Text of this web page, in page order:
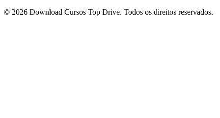
© 2026 Download Cursos Top Drive. Todos os direitos reservados.